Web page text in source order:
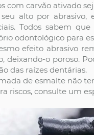
com carvão ativado
seu alto por
Todos sabem
odontológico para
efeito abrasivo
deixando-o poroso.
das raízes dentárias.
de esmalte não
riscos, consulte um